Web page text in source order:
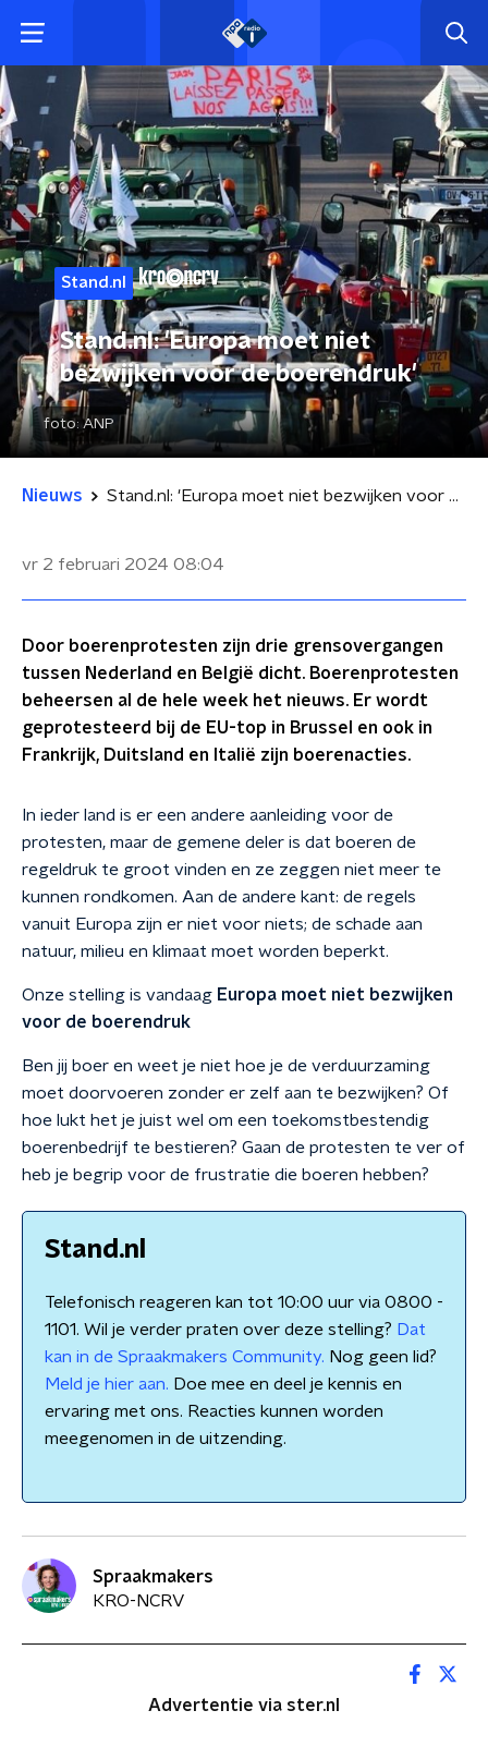
Stand.nl
Stand.nl: 'Europa moet niet
bezwijken voor de boerendruk'
foto: ANP
Nieuws Stand.nl: 'Europa moet niet bezwijken voor de boerendruk'
vr 2 februari 2024 08:04
Door boerenprotesten zijn drie grensovergangen
tussen Nederland en België dicht. Boerenprotesten
beheersen al de hele week het nieuws. Er wordt
geprotesteerd bij de EU-top in Brussel en ook in
Frankrijk, Duitsland en Italië zijn boerenacties.
In ieder land is er een andere aanleiding voor de
protesten, maar de gemene deler is dat boeren de
regeldruk te groot vinden en ze zeggen niet meer te
kunnen rondkomen. Aan de andere kant: de regels
vanuit Europa zijn er niet voor niets; de schade aan
natuur, milieu en klimaat moet worden beperkt.
Onze stelling is vandaag Europa moet niet bezwijken
voor de boerendruk
Ben jij boer en weet je niet hoe je de verduurzaming
moet doorvoeren zonder er zelf aan te bezwijken? Of
hoe lukt het je juist wel om een toekomstbestendig
boerenbedrijf te bestieren? Gaan de protesten te ver of
heb je begrip voor de frustratie die boeren hebben?
Stand.nl
Telefonisch reageren kan tot 10:00 uur via 0800 -
1101. Wil je verder praten over deze stelling? Dat
kan in de Spraakmakers Community. Nog geen lid?
Meld je hier aan. Doe mee en deel je kennis en
ervaring met ons. Reacties kunnen worden
meegenomen in de uitzending.
Spraakmakers
KRO-NCRV
Advertentie via ster.nl